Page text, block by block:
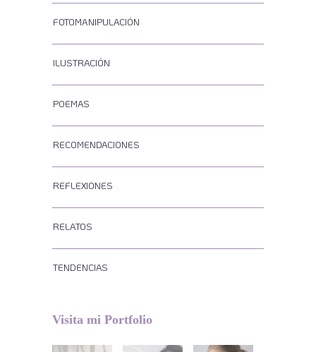
FOTOMANIPULACIÓN
ILUSTRACIÓN
POEMAS
RECOMENDACIONES
REFLEXIONES
RELATOS
TENDENCIAS
Visita mi Portfolio